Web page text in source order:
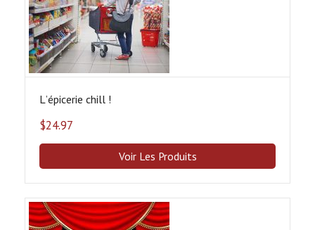
Lʼépicerie chill !
$24.97
Voir Les Produits